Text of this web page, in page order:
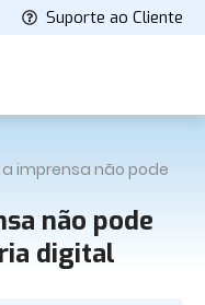
Suporte ao Cliente
imprensa não pode
não pode
digital